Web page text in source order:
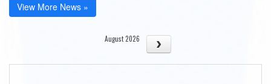
View More News »
August 2026